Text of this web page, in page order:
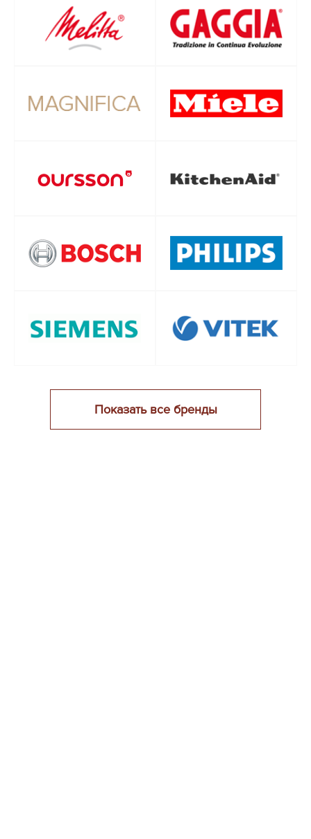
Показать все бренды